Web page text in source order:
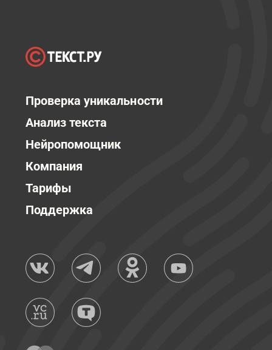
Проверка уникальности
Анализ текста
Нейропомощник
Компания
Тарифы
Поддержка